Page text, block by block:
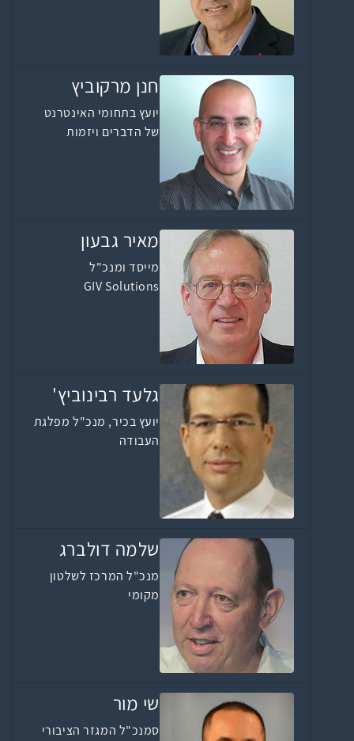
חנן מרקוביץ
יועץ בתחומי האינטרנט
של הדברים ויזמות
מאיר גבעון
מייסד ומנכ"ל
GIV Solutions
גלעד רבינוביץ'
יועץ בכיר, מנכ"ל מפלגת
העבודה
שלמה דולברג
מנכ"ל המרכז לשלטון
מקומי
שי מור
סמנכ"ל המגזר הציבורי